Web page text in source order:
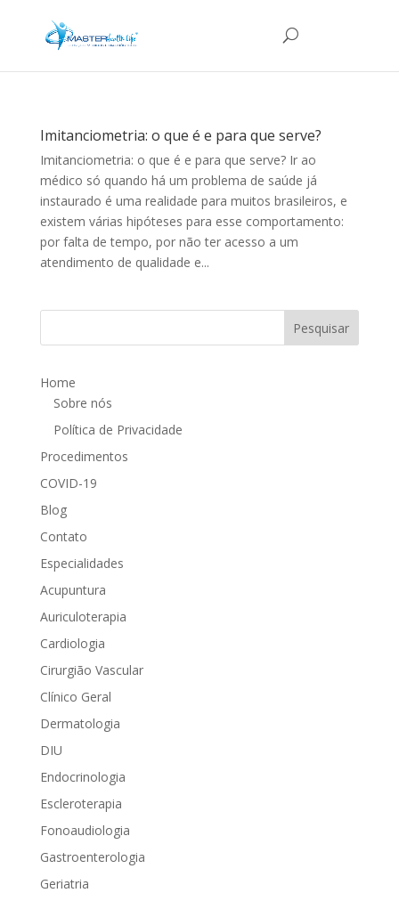
Imitanciometria: o que é e para que serve?
Imitanciometria: o que é e para que serve? Ir ao
médico só quando há um problema de saúde já
instaurado é uma realidade para muitos brasileiros, e
existem várias hipóteses para esse comportamento:
por falta de tempo, por não ter acesso a um
atendimento de qualidade e...
Home
Sobre nós
Política de Privacidade
Procedimentos
COVID-19
Blog
Contato
Especialidades
Acupuntura
Auriculoterapia
Cardiologia
Cirurgião Vascular
Clínico Geral
Dermatologia
DIU
Endocrinologia
Escleroterapia
Fonoaudiologia
Gastroenterologia
Geriatria